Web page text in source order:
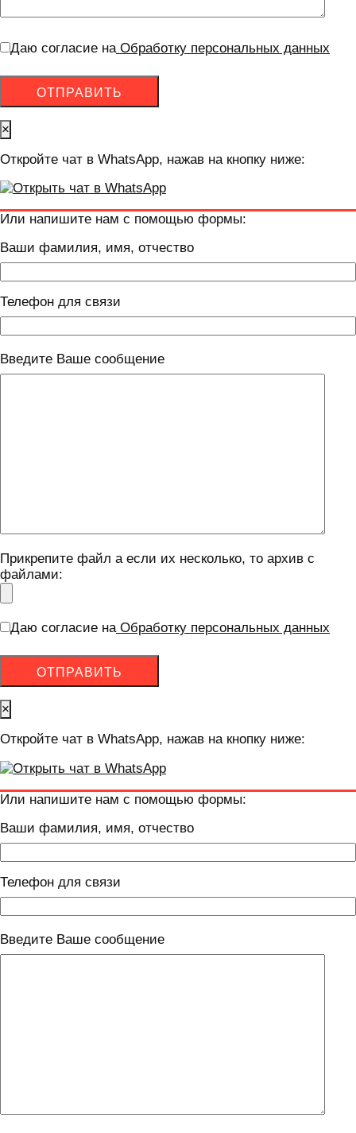
Даю согласие на Обработку персональных данных
×
Откройте чат в WhatsApp, нажав на кнопку ниже:
Или напишите нам с помощью формы:
Ваши фамилия, имя, отчество
Телефон для связи
Введите Ваше сообщение
Прикрепите файл а если их несколько, то архив с
файлами:
Даю согласие наОбработку персональных данных
×
Откройте чат в WhatsApp, нажав на кнопку ниже:
Или напишите нам с помощью формы:
Ваши фамилия, имя, отчество
Телефон для связи
Введите Ваше сообщение